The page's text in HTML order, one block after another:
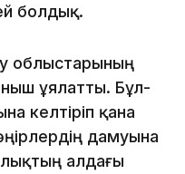
болдық.
облыстарының
ұялатты. Бұл-
келтіріп қана
дамуына
алдағы